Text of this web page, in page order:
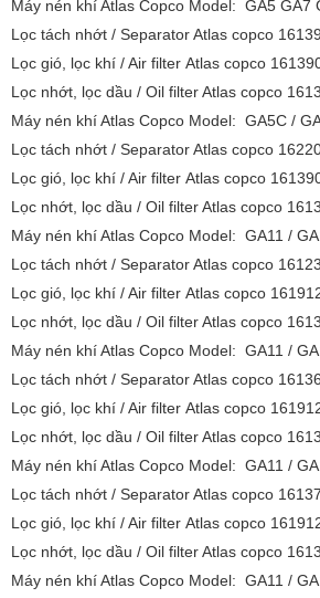
Máy nén khí Atlas Copco Model: GA5 GA7
Lọc tách nhớt / Separator Atlas copco
Lọc gió, lọc khí / Air filter Atlas copco
Lọc nhớt, lọc dầu / Oil filter Atlas copco
Máy nén khí Atlas Copco Model: GA5C /
Lọc tách nhớt / Separator Atlas copco
Lọc gió, lọc khí / Air filter Atlas copco
Lọc nhớt, lọc dầu / Oil filter Atlas copco
Máy nén khí Atlas Copco Model: GA11 /
Lọc tách nhớt / Separator Atlas copco
Lọc gió, lọc khí / Air filter Atlas copco
Lọc nhớt, lọc dầu / Oil filter Atlas copco
Máy nén khí Atlas Copco Model: GA11 /
Lọc tách nhớt / Separator Atlas copco
Lọc gió, lọc khí / Air filter Atlas copco
Lọc nhớt, lọc dầu / Oil filter Atlas copco
Máy nén khí Atlas Copco Model: GA11 /
Lọc tách nhớt / Separator Atlas copco
Lọc gió, lọc khí / Air filter Atlas copco
Lọc nhớt, lọc dầu / Oil filter Atlas copco
Máy nén khí Atlas Copco Model: GA11 /